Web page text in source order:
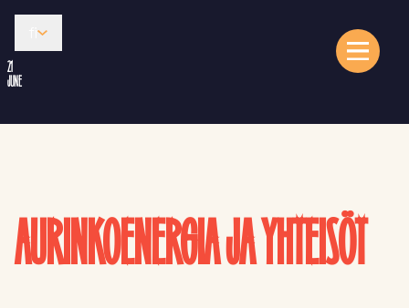
21
JUNE
AURINKOENERGIA JA YHTEISÖT